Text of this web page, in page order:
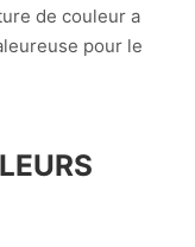
de couleur a
pour le